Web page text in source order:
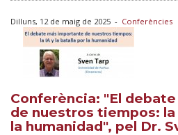
Dilluns, 12 de maig de 2025 - Conferències
Conferència: "El
de nuestros tiempos:
la humanidad", pel Dr.